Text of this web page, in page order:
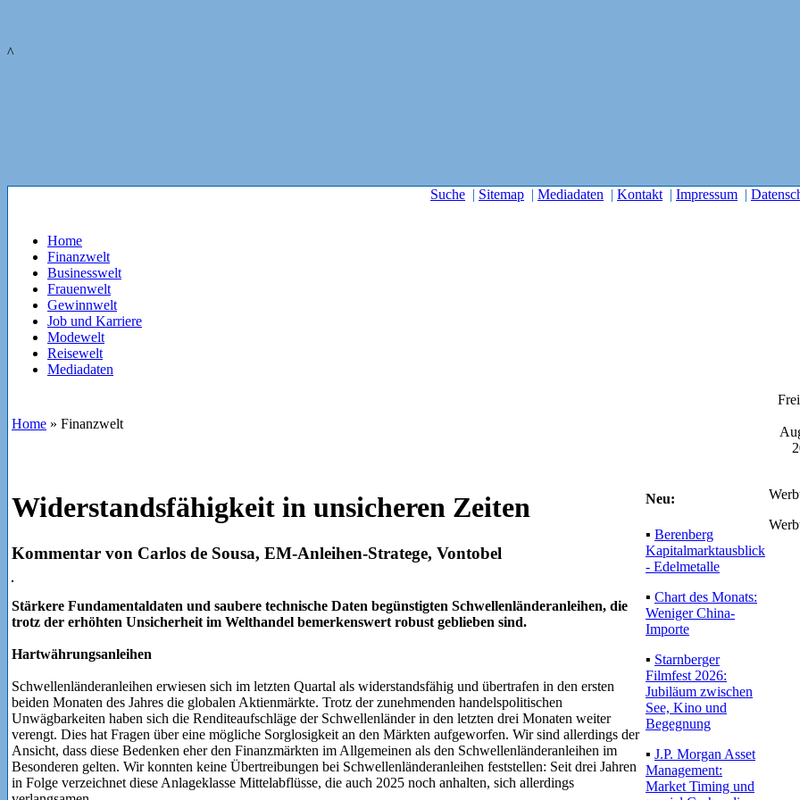
^
Suche | Sitemap | Mediadaten | Kontakt | Impressum |
Home
Finanzwelt
Businesswelt
Frauenwelt
Gewinnwelt
Job und Karriere
Modewelt
Reisewelt
Mediadaten
Home » Finanzwelt
Widerstandsfähigkeit in unsicheren Zeiten
Kommentar von Carlos de Sousa, EM-Anleihen-Stratege, Vontobel
Stärkere Fundamentaldaten und saubere technische Daten begünstigten Schwellenländeranleihen, die
trotz der erhöhten Unsicherheit im Welthandel bemerkenswert robust geblieben sind.
Hartwährungsanleihen
Schwellenländeranleihen erwiesen sich im letzten Quartal als widerstandsfähig und übertrafen in den ersten
beiden Monaten des Jahres die globalen Aktienmärkte. Trotz der zunehmenden handelspolitischen
Unwägbarkeiten haben sich die Renditeaufschläge der Schwellenländer in den letzten drei Monaten weiter
verengt. Dies hat Fragen über eine mögliche Sorglosigkeit an den Märkten aufgeworfen. Wir sind allerdings der
Ansicht, dass diese Bedenken eher den Finanzmärkten im Allgemeinen als den Schwellenländeranleihen im
Besonderen gelten. Wir konnten keine Übertreibungen bei Schwellenländeranleihen feststellen: Seit drei Jahren
in Folge verzeichnet diese Anlageklasse Mittelabflüsse, die auch 2025 noch anhalten, sich allerdings
Neu:
▪ Berenberg
Kapitalmarktausblick
- Edelmetalle
▪ Chart des Monats:
Weniger China-
Importe
▪ Starnberger
Filmfest 2026:
Jubiläum zwischen
See, Kino und
Begegnung
▪ J.P. Morgan Asset
Management:
Market Timing und